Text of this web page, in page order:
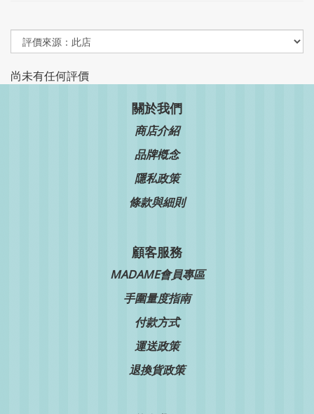
尚未有任何評價
關於我們
商店介紹
品牌槪念
隱私政策
條款與細則
顧客服務
MADAME會員專區
手圍量度指南
付款方式
運送政策
退換貨政策